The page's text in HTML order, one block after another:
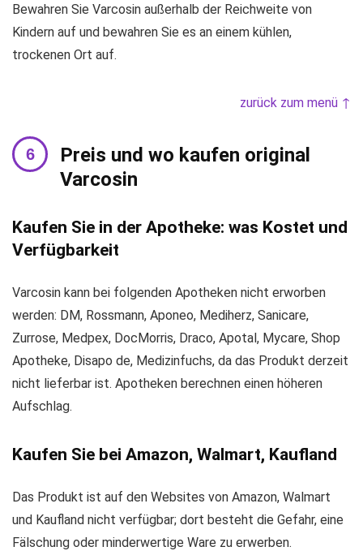
Bewahren Sie Varcosin außerhalb der Reichweite von
Kindern auf und bewahren Sie es an einem kühlen,
trockenen Ort auf.
zurück zum menü ↑
Preis und wo kaufen original
Varcosin
Kaufen Sie in der Apotheke: was Kostet und
Verfügbarkeit
Varcosin kann bei folgenden Apotheken nicht erworben
werden: DM, Rossmann, Aponeo, Mediherz, Sanicare,
Zurrose, Medpex, DocMorris, Draco, Apotal, Mycare, Shop
Apotheke, Disapo de, Medizinfuchs, da das Produkt derzeit
nicht lieferbar ist. Apotheken berechnen einen höheren
Aufschlag.
Kaufen Sie bei Amazon, Walmart, Kaufland
Das Produkt ist auf den Websites von Amazon, Walmart
und Kaufland nicht verfügbar; dort besteht die Gefahr, eine
Fälschung oder minderwertige Ware zu erwerben.